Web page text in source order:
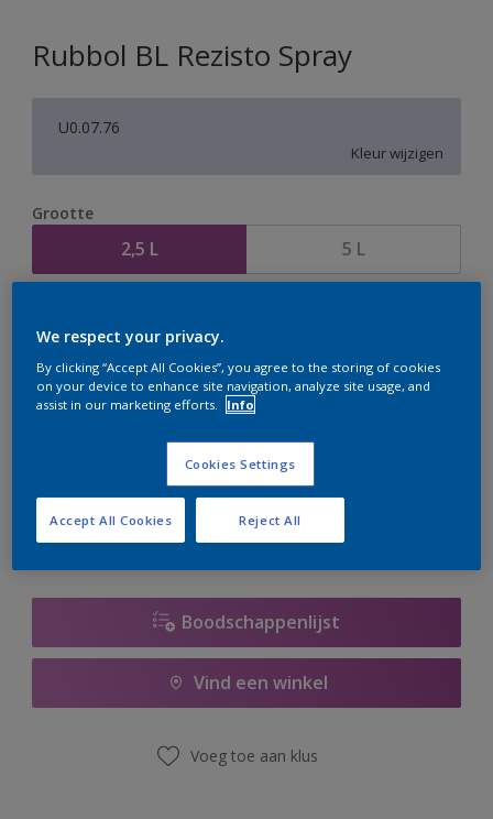
Rubbol BL Rezisto Spray
U0.07.76
Kleur wijzigen
Grootte
2,5 L 5 L
te bestellen. Houd de website in de gaten, we werken
er hard aan om de voorraad aan te vullen.
Boodschappenlijst
Vind een winkel
Voeg toe aan klus
We respect your privacy.
By clicking “Accept All Cookies”, you agree to the storing of cookies
on your device to enhance site navigation, analyze site usage, and
assist in our marketing efforts.
Info
Cookies Settings
Reject All
Accept All Cookies